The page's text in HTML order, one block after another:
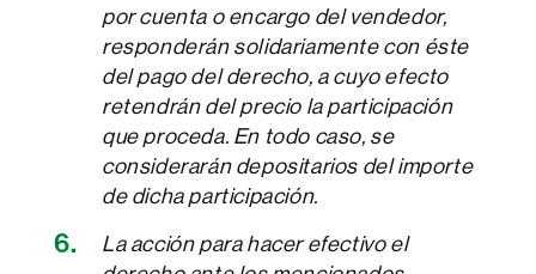
por cuenta o encargo del vendedor,
responderán solidariamente con éste
del pago del derecho, a cuyo efecto
retendrán del precio la participación
que proceda. En todo caso, se
considerarán depositarios del importe
de dicha participación.
La acción para hacer efectivo el